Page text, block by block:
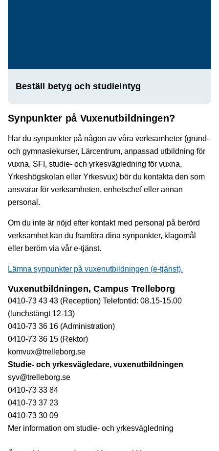
Beställ betyg och studieintyg
Synpunkter på Vuxenutbildningen?
Har du synpunkter på någon av våra verksamheter (grund-
och gymnasiekurser, Lärcentrum, anpassad utbildning för
vuxna, SFI, studie- och yrkesvägledning för vuxna,
Yrkeshögskolan eller Yrkesvux) bör du kontakta den som
ansvarar för verksamheten, enhetschef eller annan
personal.
Om du inte är nöjd efter kontakt med personal på berörd
verksamhet kan du framföra dina synpunkter, klagomål
eller beröm via vår e-tjänst.
Lämna synpunkter på vuxenutbildningen (e-tjänst).
Vuxenutbildningen, Campus Trelleborg
0410-73 43 43 (Reception) Telefontid: 08.15-15.00
(lunchstängt 12-13)
0410-73 36 16 (Administration)
0410-73 36 15 (Rektor)
komvux@trelleborg.se
Studie- och yrkesvägledare, vuxenutbildningen
syv@trelleborg.se
0410-73 33 84
0410-73 37 23
0410-73 30 09
Mer information om studie- och yrkesvägledning